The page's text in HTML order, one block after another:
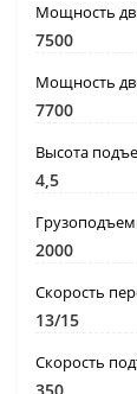
Мощность
7500
Мощность
7700
Высота
4,5
2000
Скорость
13/15
Скорость